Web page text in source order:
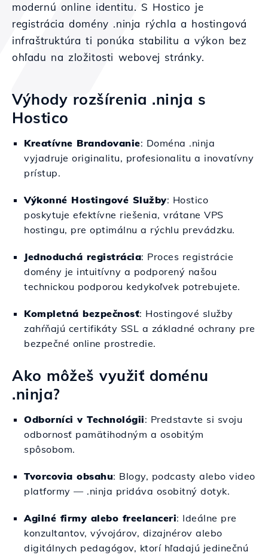
modernú online identitu. S Hostico je
registrácia domény .ninja rýchla a hostingová
infraštruktúra ti ponúka stabilitu a výkon bez
ohľadu na zložitosti webovej stránky.
Výhody rozšírenia .ninja s
Hostico
Kreatívne Brandovanie: Doména .ninja
vyjadruje originalitu, profesionalitu a inovatívny
prístup.
Výkonné Hostingové Služby: Hostico
poskytuje efektívne riešenia, vrátane VPS
hostingu, pre optimálnu a rýchlu prevádzku.
Jednoduchá registrácia: Proces registrácie
domény je intuitívny a podporený našou
technickou podporou kedykoľvek potrebujete.
Kompletná bezpečnosť: Hostingové služby
zahŕňajú certifikáty SSL a základné ochrany pre
bezpečné online prostredie.
Ako môžeš využiť doménu
.ninja?
Odborníci v Technológii: Predstavte si svoju
odbornosť pamätihodným a osobitým
spôsobom.
Tvorcovia obsahu: Blogy, podcasty alebo video
platformy — .ninja pridáva osobitný dotyk.
Agilné firmy alebo freelanceri: Ideálne pre
konzultantov, vývojárov, dizajnérov alebo
digitálnych pedagógov, ktorí hľadajú jedinečnú